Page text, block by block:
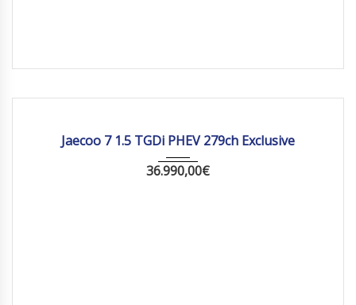
Jaecoo 7 1.5 TGDi PHEV 279ch Exclusive
36.990,00€